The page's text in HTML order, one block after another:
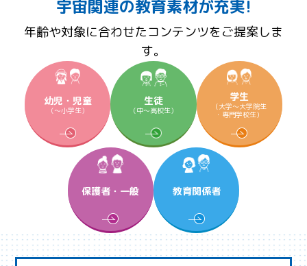
地域宇宙機
関会議）宇
宙教育 for
All 分科会
APRSAF宇宙
教育 for All
分科会 年次
APRSAFポス
ターコンテ
スト
APRSAF教員
セミナー
ISEB（国際
宇宙教育会
議）
ISEB学生派
宇宙関連の教育素材が充実!
年齢や対象に合わせたコンテンツをご提案しま
す。
幼児・児童
（～小学生）
生徒
（中～高校生）
学生
（大学～大学院生
・専門学校生）
保護者・一般 教育関係者